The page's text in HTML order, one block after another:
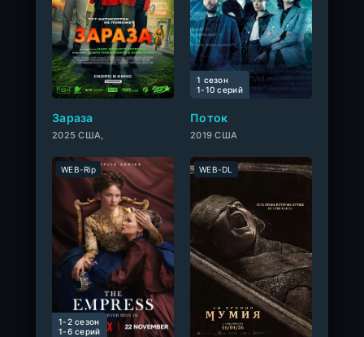
Зараза
2025 США,
Поток
2019 США
1 сезон
1-10 cерий
10
WEB-Rip
1-2 сезон
1-6 cерий
WEB-DL
6.7